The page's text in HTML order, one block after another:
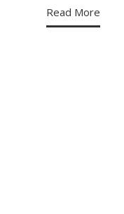
Read More